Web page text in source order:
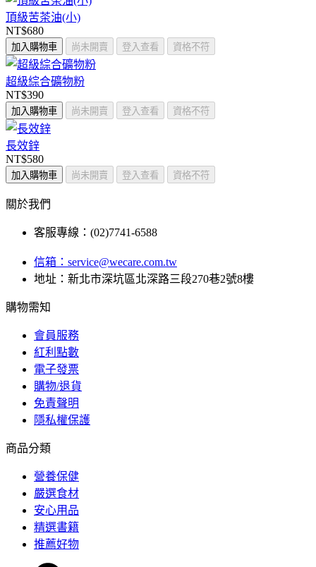
頂級苦茶油(小)
NT$680
加入購物車 尚未開賣 登入查看 資格不符
超級綜合礦物粉
NT$390
加入購物車 尚未開賣 登入查看 資格不符
長效鋅
NT$580
加入購物車 尚未開賣 登入查看 資格不符
關於我們
客服專線：(02)7741-6588
信箱： service@wecare.com.tw
地址：新北市深坑區北深路三段270巷2號8樓
購物需知
會員服務
紅利點數
電子發票
購物/退貨
免責聲明
隱私權保護
商品分類
營養保健
嚴選食材
安心用品
精選書籍
推薦好物